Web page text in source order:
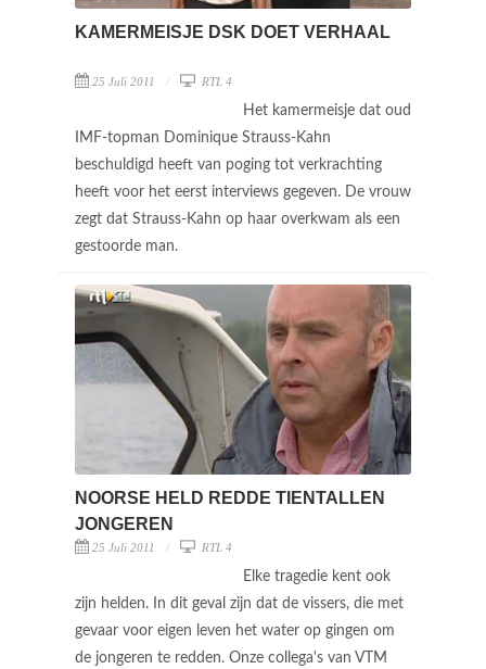
KAMERMEISJE DSK DOET VERHAAL
25 Juli 2011 RTL 4
Het kamermeisje dat oud
IMF-topman Dominique Strauss-Kahn
beschuldigd heeft van poging tot verkrachting
heeft voor het eerst interviews gegeven. De vrouw
zegt dat Strauss-Kahn op haar overkwam als een
gestoorde man.
NOORSE HELD REDDE TIENTALLEN
JONGEREN
25 Juli 2011 RTL 4
Elke tragedie kent ook
zijn helden. In dit geval zijn dat de vissers, die met
gevaar voor eigen leven het water op gingen om
de jongeren te redden. Onze collega's van VTM